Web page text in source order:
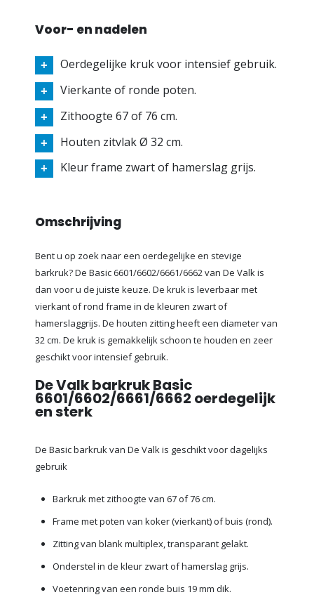
Voor- en nadelen
Oerdegelijke kruk voor intensief gebruik.
Vierkante of ronde poten.
Zithoogte 67 of 76 cm.
Houten zitvlak Ø 32 cm.
Kleur frame zwart of hamerslag grijs.
Omschrijving
Bent u op zoek naar een oerdegelijke en stevige
barkruk? De Basic 6601/6602/6661/6662 van De Valk is
dan voor u de juiste keuze. De kruk is leverbaar met
vierkant of rond frame in de kleuren zwart of
hamerslaggrijs. De houten zitting heeft een diameter van
32 cm. De kruk is gemakkelijk schoon te houden en zeer
geschikt voor intensief gebruik.
De Valk barkruk Basic
6601/6602/6661/6662 oerdegelijk
en sterk
De Basic barkruk van De Valk is geschikt voor dagelijks
gebruik
Barkruk met zithoogte van 67 of 76 cm.
Frame met poten van koker (vierkant) of buis (rond).
Zitting van blank multiplex, transparant gelakt.
Onderstel in de kleur zwart of hamerslag grijs.
Voetenring van een ronde buis 19 mm dik.